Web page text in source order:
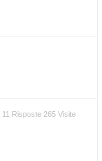
11 Risposte 265 Visite